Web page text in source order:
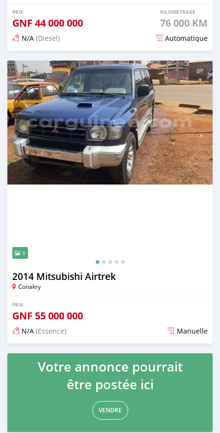
PRIX
GNF 44 000 000
KILOMÉTRAGE
76 000 KM
N/A (Diesel) Automatique
Publié il y a 3 mois
5
2014 Mitsubishi Airtrek
Conakry
PRIX
GNF 55 000 000
N/A (Essence) Manuelle
Publié il y a 4 mois
Votre annonce pourrait
être postée ici
VENDRE